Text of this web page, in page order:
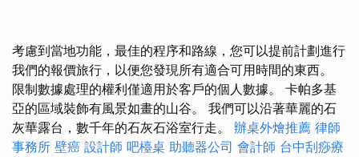
考慮到當地功能，最佳的程序和路線，您可以提前計劃進行
我們的報價旅行，以便您發現所有適合可用時間的東西。
限制數據處理的權利僅適用於客戶的個人數據。 卡帕多基
亞的區域裝飾有風景如畫的山谷。 我們可以沿著華麗的石
灰華露台，數千年的石灰石浴室行走。 辦桌外燴推薦 律師
事務所 壁癌 設計師 吧檯桌 助聽器公司 會計師 台中刮痧療